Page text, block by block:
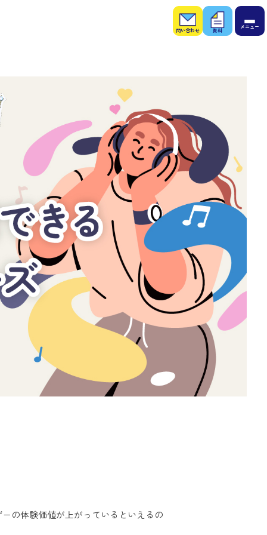
お問
い合
わせ
お役
立ち
資料
の体験価値が上がっているといえるの